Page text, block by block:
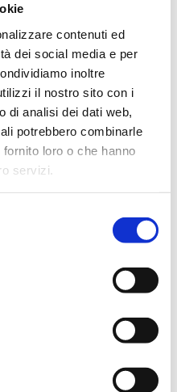
contenuti ed
dei social media e per
inoltre
il nostro sito con i
di analisi dei dati web,
potrebbero combinarle
loro o che hanno
servizi.
da sostituire
della qualità dell'acqua
(Total Organic Carbon)
sopra al tank o a muro
remoto (vedi
Chimico